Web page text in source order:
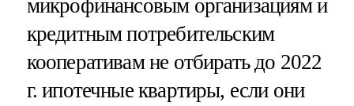
микрофинансовым организациям и
кредитным потребительским
кооперативам не отбирать до 2022
г. ипотечные квартиры, если они